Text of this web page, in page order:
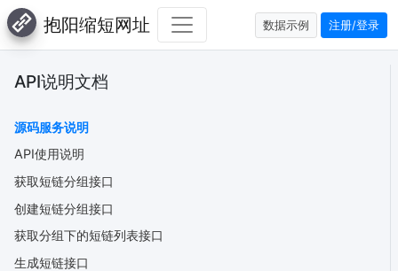
抱阳缩短网址 数据示例 注册/登录
API说明文档
源码服务说明
API使用说明
获取短链分组接口
创建短链分组接口
获取分组下的短链列表接口
生成短链接口